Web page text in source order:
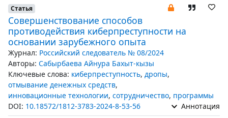
Статья
Совершенствование способов
противодействия киберпреступности на
основании зарубежного опыта
Журнал: Российский следователь № 08/2024
Авторы: Сабырбаева Айнура Бахыт-кызы
Ключевые слова: киберпреступность, дропы,
отмывание денежных средств,
инновационные технологии, сотрудничество, программы
DOI: 10.18572/1812-3783-2024-8-53-56 Аннотация